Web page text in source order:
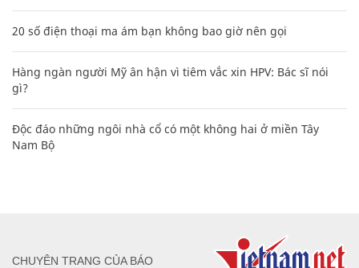
20 số điện thoại ma ám bạn không bao giờ nên gọi
Hàng ngàn người Mỹ ân hận vì tiêm vắc xin HPV: Bác sĩ nói
gì?
Độc đáo những ngôi nhà cổ có một không hai ở miền Tây
Nam Bộ
CHUYÊN TRANG CỦA BÁO